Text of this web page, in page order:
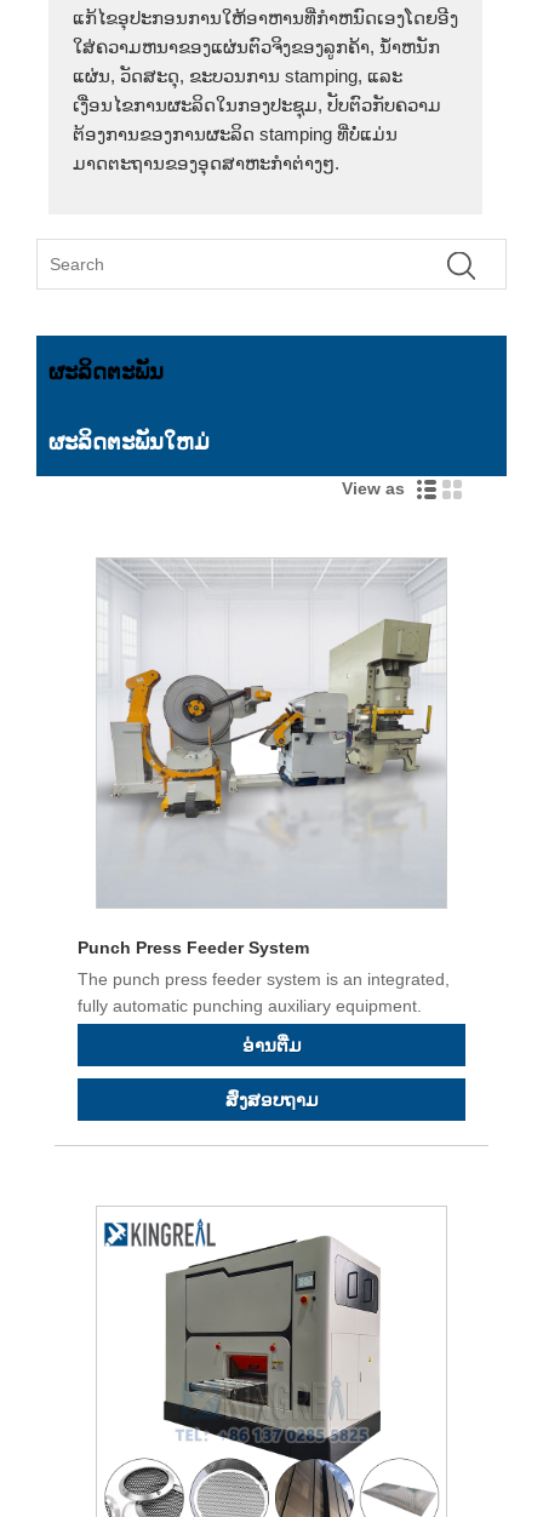
ແກ້ໄຂອຸປະກອນການໃຫ້ອາຫານທີ່ກໍາຫນົດເອງໂດຍອີງ
ໃສ່ຄວາມຫນາຂອງແຜ່ນຕົວຈິງຂອງລູກຄ້າ, ນ້ໍາຫນັກ
ແຜ່ນ, ວັດສະດຸ, ຂະບວນການ stamping, ແລະ
ເງື່ອນໄຂການຜະລິດໃນກອງປະຊຸມ, ປັບຕົວກັບຄວາມ
ຕ້ອງການຂອງການຜະລິດ stamping ທີ່ບໍ່ແມ່ນ
ມາດຕະຖານຂອງອຸດສາຫະກໍາຕ່າງໆ.
ຜະລິດຕະພັນ
ຜະລິດຕະພັນໃຫມ່
View as
Punch Press Feeder System
The punch press feeder system is an integrated,
fully automatic punching auxiliary equipment.
ອ່ານ​ຕື່ມ
ສົ່ງສອບຖາມ